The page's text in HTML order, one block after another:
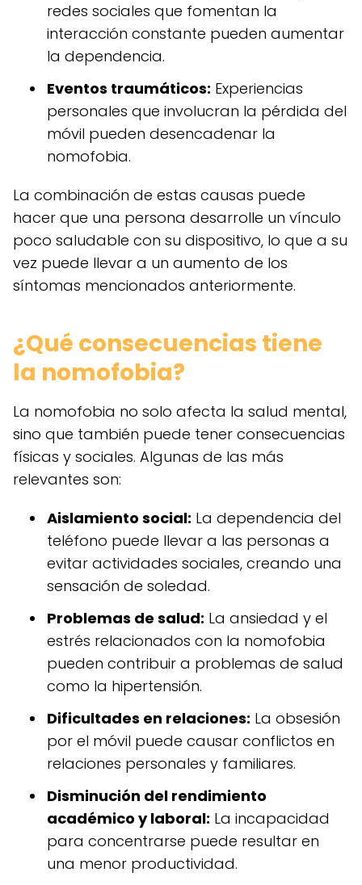
redes sociales que fomentan la
interacción constante pueden aumentar
la dependencia.
Eventos traumáticos: Experiencias
personales que involucran la pérdida del
móvil pueden desencadenar la
nomofobia.
La combinación de estas causas puede
hacer que una persona desarrolle un vínculo
poco saludable con su dispositivo, lo que a su
vez puede llevar a un aumento de los
síntomas mencionados anteriormente.
¿Qué consecuencias tiene
la nomofobia?
La nomofobia no solo afecta la salud mental,
sino que también puede tener consecuencias
físicas y sociales. Algunas de las más
relevantes son:
Aislamiento social: La dependencia del
teléfono puede llevar a las personas a
evitar actividades sociales, creando una
sensación de soledad.
Problemas de salud: La ansiedad y el
estrés relacionados con la nomofobia
pueden contribuir a problemas de salud
como la hipertensión.
Dificultades en relaciones: La obsesión
por el móvil puede causar conflictos en
relaciones personales y familiares.
Disminución del rendimiento
académico y laboral: La incapacidad
para concentrarse puede resultar en
una menor productividad.